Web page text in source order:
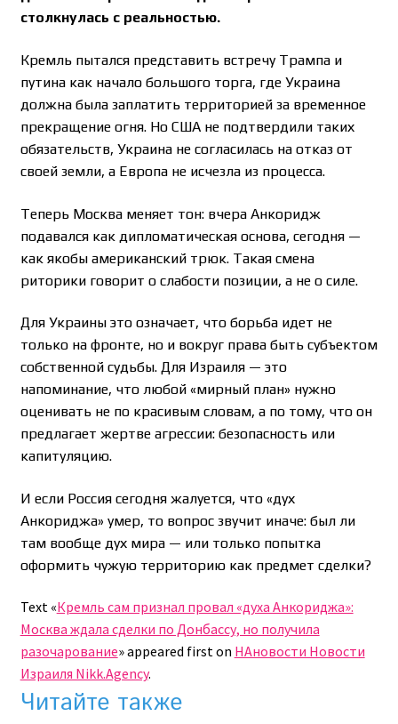
столкнулась с реальностью.
Кремль пытался представить встречу Трампа и
путина как начало большого торга, где Украина
должна была заплатить территорией за временное
прекращение огня. Но США не подтвердили таких
обязательств, Украина не согласилась на отказ от
своей земли, а Европа не исчезла из процесса.
Теперь Москва меняет тон: вчера Анкоридж
подавался как дипломатическая основа, сегодня —
как якобы американский трюк. Такая смена
риторики говорит о слабости позиции, а не о силе.
Для Украины это означает, что борьба идет не
только на фронте, но и вокруг права быть субъектом
собственной судьбы. Для Израиля — это
напоминание, что любой «мирный план» нужно
оценивать не по красивым словам, а по тому, что он
предлагает жертве агрессии: безопасность или
капитуляцию.
И если Россия сегодня жалуется, что «дух
Анкориджа» умер, то вопрос звучит иначе: был ли
там вообще дух мира — или только попытка
оформить чужую территорию как предмет сделки?
Text «Кремль сам признал провал «духа Анкориджа»:
Москва ждала сделки по Донбассу, но получила
разочарование» appeared first on НАновости Новости
Израиля Nikk.Agency.
Читайте также